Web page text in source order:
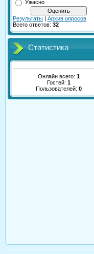
Ужасно
Результаты | Архив опросов
Всего ответов: 32
Статистика
Онлайн всего: 1
Гостей: 1
Пользователей: 0